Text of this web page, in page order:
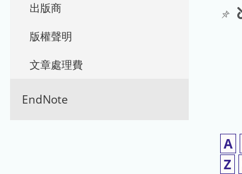
出版商
版權聲明
文章處理費
EndNote
A
Z